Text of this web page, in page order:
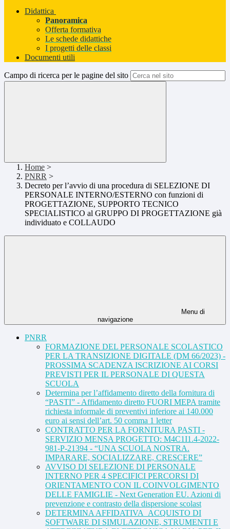
Didattica
Panoramica
Offerta formativa
Le schede didattiche
I progetti delle classi
Documenti utili
Campo di ricerca per le pagine del sito
Home >
PNRR >
Decreto per l’avvio di una procedura di SELEZIONE DI
PERSONALE INTERNO/ESTERNO con funzioni di
PROGETTAZIONE, SUPPORTO TECNICO
SPECIALISTICO al GRUPPO DI PROGETTAZIONE già
individuato e COLLAUDO
Menu di
navigazione
PNRR
FORMAZIONE DEL PERSONALE SCOLASTICO
PER LA TRANSIZIONE DIGITALE (DM 66/2023) -
PROSSIMA SCADENZA ISCRIZIONE AI CORSI
PREVISTI PER IL PERSONALE DI QUESTA
SCUOLA
Determina per l’affidamento diretto della fornitura di
“PASTI” - Affidamento diretto FUORI MEPA tramite
richiesta informale di preventivi inferiore ai 140.000
euro ai sensi dell’art. 50 comma 1 letter
CONTRATTO PER LA FORNITURA PASTI -
SERVIZIO MENSA PROGETTO: M4C1I1.4-2022-
981-P-21394 - “UNA SCUOLA NOSTRA.
IMPARARE, SOCIALIZZARE, CRESCERE”
AVVISO DI SELEZIONE DI PERSONALE
INTERNO PER 4 SPECIFICI PERCORSI DI
ORIENTAMENTO CON IL COINVOLGIMENTO
DELLE FAMIGLIE - Next Generation EU. Azioni di
prevenzione e contrasto della dispersione scolast
DETERMINA AFFIDATIVA_ACQUISTO DI
SOFTWARE DI SIMULAZIONE, STRUMENTI E